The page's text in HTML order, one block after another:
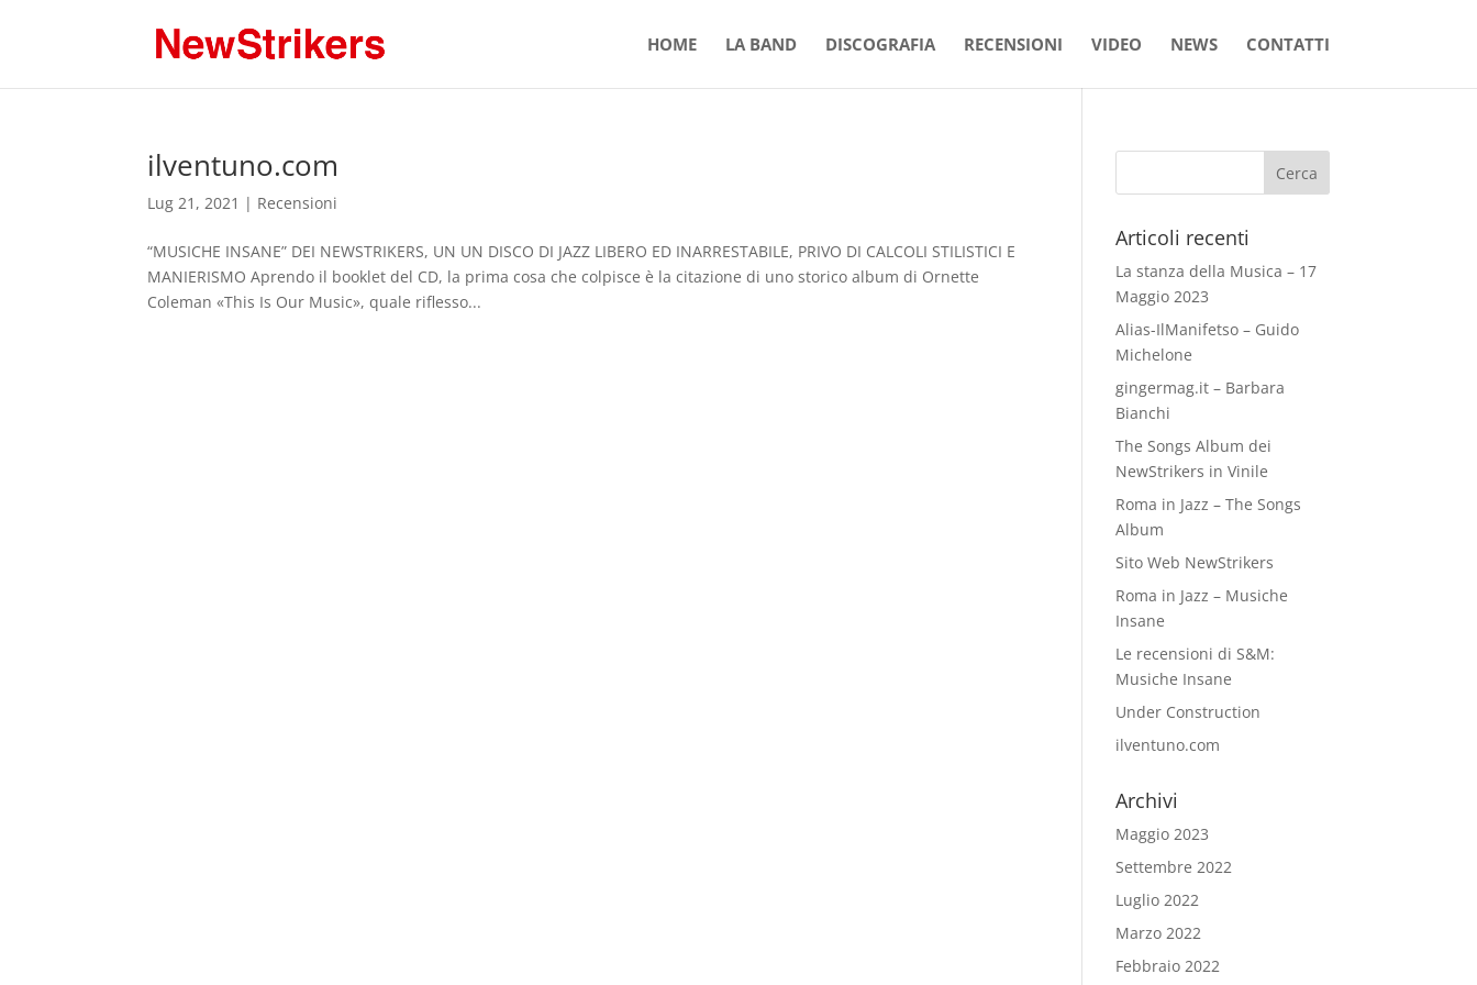
HOME LA BAND DISCOGRAFIA RECENSIONI VIDEO NEWS CONTATTI
ilventuno.com
Lug 21, 2021 | Recensioni
“MUSICHE INSANE” DEI NEWSTRIKERS, UN UN DISCO DI JAZZ LIBERO ED INARRESTABILE, PRIVO DI CALCOLI STILISTICI E
MANIERISMO Aprendo il booklet del CD, la prima cosa che colpisce è la citazione di uno storico album di Ornette
Coleman «This Is Our Music», quale riflesso...
Articoli recenti
La stanza della Musica – 17
Maggio 2023
Alias-IlManifetso – Guido
Michelone
gingermag.it – Barbara
Bianchi
The Songs Album dei
NewStrikers in Vinile
Roma in Jazz – The Songs
Album
Sito Web NewStrikers
Roma in Jazz – Musiche
Insane
Le recensioni di S&M:
Musiche Insane
Under Construction
ilventuno.com
Archivi
Maggio 2023
Settembre 2022
Luglio 2022
Marzo 2022
Febbraio 2022